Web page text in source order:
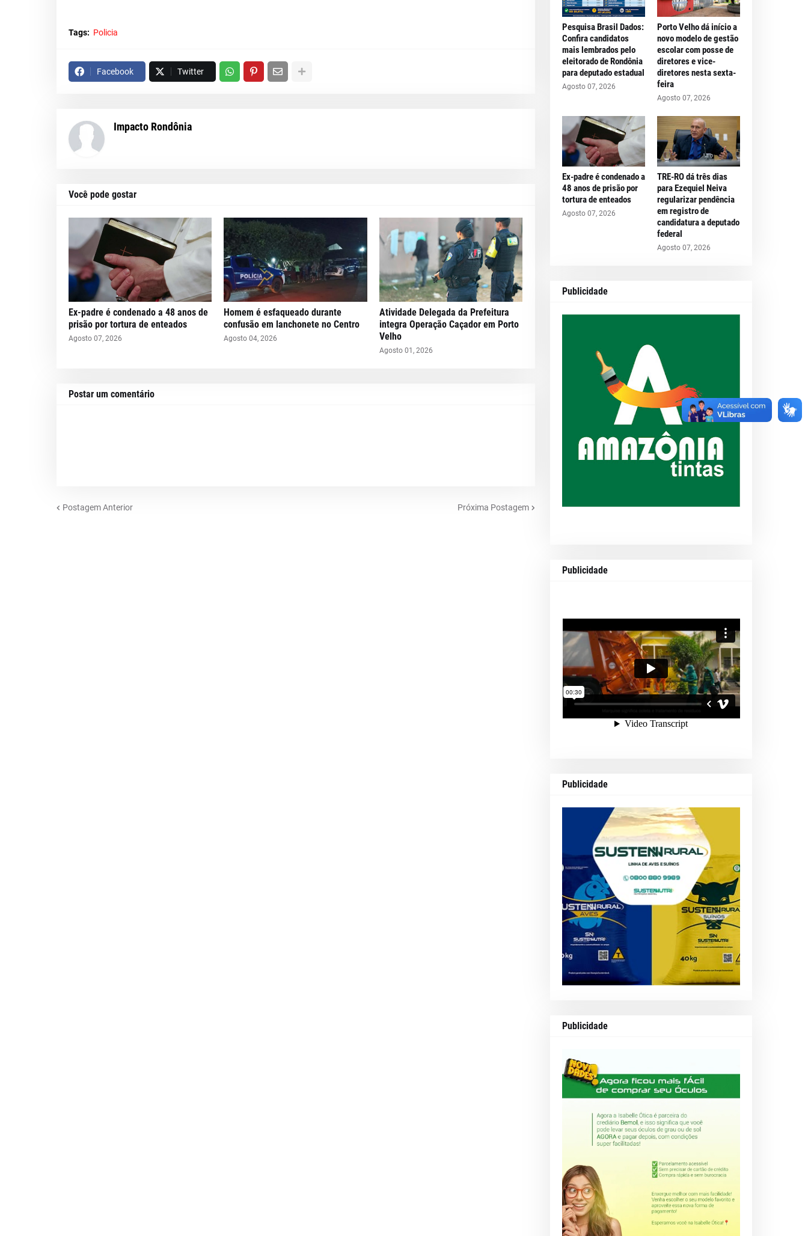
Tags: Policia
Facebook Twitter
Impacto Rondônia
Você pode gostar
Ex-padre é condenado a 48 anos de
prisão por tortura de enteados
Agosto 07, 2026
Homem é esfaqueado durante
confusão em lanchonete no Centro
Agosto 04, 2026
Atividade Delegada da Prefeitura
integra Operação Caçador em Porto
Velho
Agosto 01, 2026
Postar um comentário
Postagem Anterior Próxima Postagem
Pesquisa Brasil Dados:
Confira candidatos
mais lembrados pelo
eleitorado de Rondônia
para deputado estadual
Agosto 07, 2026
Porto Velho dá início a
novo modelo de gestão
escolar com posse de
diretores e vice-
diretores nesta sexta-
feira
Agosto 07, 2026
Ex-padre é condenado a
48 anos de prisão por
tortura de enteados
Agosto 07, 2026
TRE-RO dá três dias
para Ezequiel Neiva
regularizar pendência
em registro de
candidatura a deputado
federal
Agosto 07, 2026
Publicidade
Publicidade
Publicidade
Publicidade